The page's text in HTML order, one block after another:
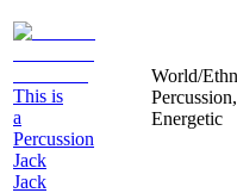
This is
a
Percussion
Jack
Jack
World/
Energetic